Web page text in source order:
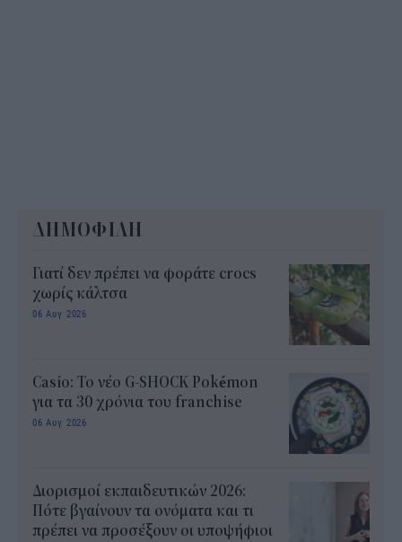
ΔΗΜΟΦΙΛΗ
Γιατί δεν πρέπει να φοράτε crocs
χωρίς κάλτσα
06 Αυγ 2026
Casio: Το νέο G-SHOCK Pokémon
για τα 30 χρόνια του franchise
06 Αυγ 2026
Διορισμοί εκπαιδευτικών 2026:
Πότε βγαίνουν τα ονόματα και τι
πρέπει να προσέξουν οι υποψήφιοι